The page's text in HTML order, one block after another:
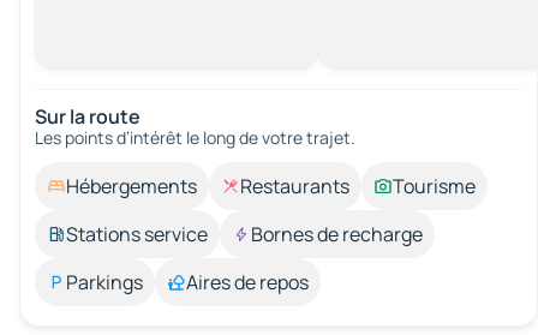
Sur la route
Les points d’intérêt le long de votre trajet.
Hébergements Restaurants
Tourisme
Stations service
Bornes de recharge
Parkings
Aires de repos